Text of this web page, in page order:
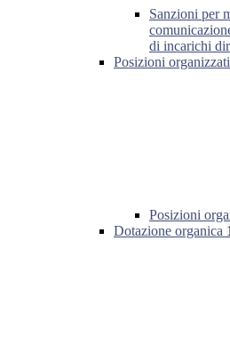
Sanzioni per
di incarichi
Posizioni
Posizioni
Dotazione organica 1